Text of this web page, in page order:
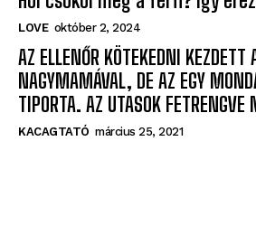
NAGYMAMÁVAL, DE AZ EGY
TIPORTA. AZ UTASOK FETRENGVE
KACAGTATÓ március 25, 2021